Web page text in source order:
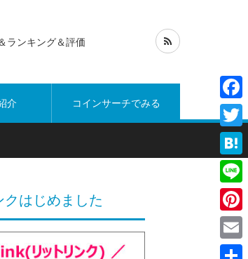
ランキング＆評価
介 コインサーチでみる
クはじめました Line
Email